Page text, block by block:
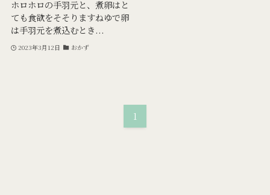
ホロホロの手羽元と、煮卵はと
ても食欲をそそりますねゆで卵
は手羽元を煮込むとき...
2023年3月12日 おかず
1